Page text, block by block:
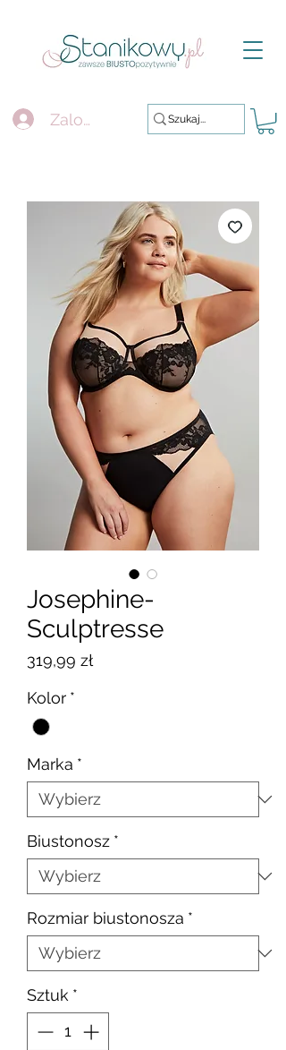
Zaloguj się
Josephine-
Sculptresse
319,99 złCena
Kolor *
Marka *
Biustonosz *
Rozmiar biustonosza *
Sztuk *